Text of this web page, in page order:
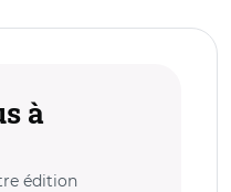
à
édition